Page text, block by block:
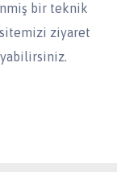
bir teknik
sitemizi ziyaret